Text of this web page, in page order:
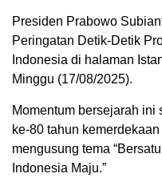
Presiden Prabowo
Peringatan Detik-Detik
Indonesia di halaman
Minggu (17/08/2025).
Momentum bersejarah
ke-80 tahun
mengusung tema
Indonesia Maju.”